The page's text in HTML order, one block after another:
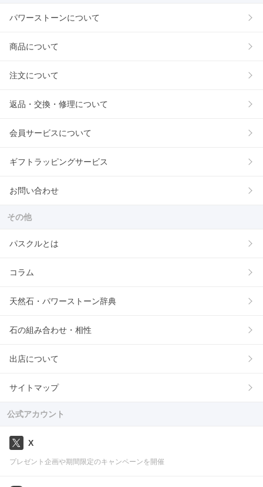
パワーストーンについて
商品について
注文について
返品・交換・修理について
会員サービスについて
ギフトラッピングサービス
お問い合わせ
その他
パスクルとは
コラム
天然石・パワーストーン辞典
石の組み合わせ・相性
出店について
サイトマップ
公式アカウント
X
プレゼント企画や期間限定のキャンペーンを開催